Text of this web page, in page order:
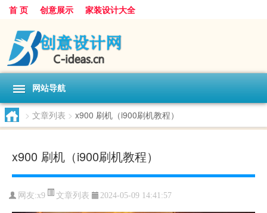
首 页 创意展示 家装设计大全
网站导航
> 文章列表 > x900 刷机（i900刷机教程）
x900 刷机（i900刷机教程）
网友:x9 文章列表 2024-05-09 14:41:57